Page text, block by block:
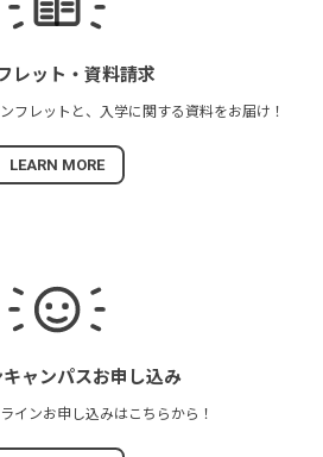
レット・ 資料請求
フレットと、 入学に関する資料をお届け！
LEARN MORE
ャンパスお申し込み
インお申し込みは こちらから！